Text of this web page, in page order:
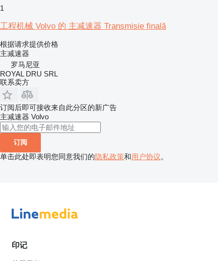
1
工程机械 Volvo 的 主减速器 Transmisie finală
根据请求提供价格
主减速器
罗马尼亚
ROYAL DRU SRL
联系卖方
订阅后即可接收来自此分区的新广告
主减速器 Volvo
订阅
单击此处即表明您同意我们的隐私政策和用户协议。
印记